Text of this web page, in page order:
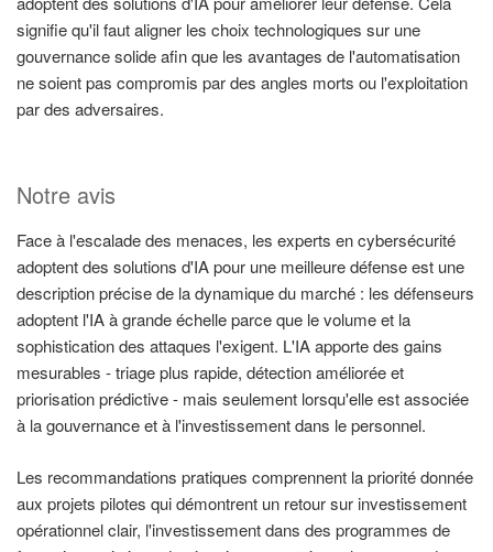
signifie qu'il faut aligner les choix technologiques sur une
gouvernance solide afin que les avantages de l'automatisation
ne soient pas compromis par des angles morts ou l'exploitation
par des adversaires.
Notre avis
Face à l'escalade des menaces, les experts en cybersécurité
adoptent des solutions d'IA pour une meilleure défense est une
description précise de la dynamique du marché : les défenseurs
adoptent l'IA à grande échelle parce que le volume et la
sophistication des attaques l'exigent. L'IA apporte des gains
mesurables - triage plus rapide, détection améliorée et
priorisation prédictive - mais seulement lorsqu'elle est associée
à la gouvernance et à l'investissement dans le personnel.
Les recommandations pratiques comprennent la priorité donnée
aux projets pilotes qui démontrent un retour sur investissement
opérationnel clair, l'investissement dans des programmes de